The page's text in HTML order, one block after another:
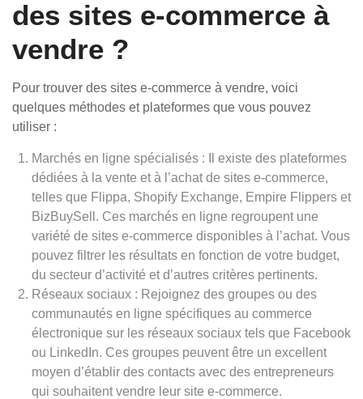
des sites e-commerce à
vendre ?
Pour trouver des sites e-commerce à vendre, voici
quelques méthodes et plateformes que vous pouvez
utiliser :
Marchés en ligne spécialisés : Il existe des plateformes
dédiées à la vente et à l’achat de sites e-commerce,
telles que Flippa, Shopify Exchange, Empire Flippers et
BizBuySell. Ces marchés en ligne regroupent une
variété de sites e-commerce disponibles à l’achat. Vous
pouvez filtrer les résultats en fonction de votre budget,
du secteur d’activité et d’autres critères pertinents.
Réseaux sociaux : Rejoignez des groupes ou des
communautés en ligne spécifiques au commerce
électronique sur les réseaux sociaux tels que Facebook
ou LinkedIn. Ces groupes peuvent être un excellent
moyen d’établir des contacts avec des entrepreneurs
qui souhaitent vendre leur site e-commerce.